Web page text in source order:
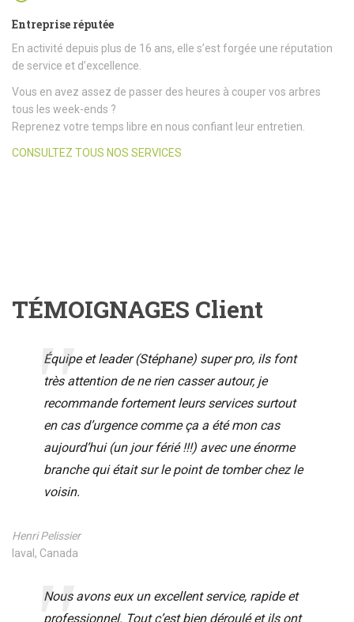
Entreprise réputée
En activité depuis plus de 16 ans, elle s’est forgée une réputation
de service et d’excellence.
Vous en avez assez de passer des heures à couper vos arbres
tous les week-ends ?
Reprenez votre temps libre en nous confiant leur entretien.
CONSULTEZ TOUS NOS SERVICES
TÉMOIGNAGES Client
Équipe et leader (Stéphane) super pro, ils font
très attention de ne rien casser autour, je
recommande fortement leurs services surtout
en cas d’urgence comme ça a été mon cas
aujourd’hui (un jour férié !!!) avec une énorme
branche qui était sur le point de tomber chez le
voisin.
Henri Pelissier
laval, Canada
Nous avons eux un excellent service, rapide et
professionnel. Tout c’est bien déroulé et ils ont